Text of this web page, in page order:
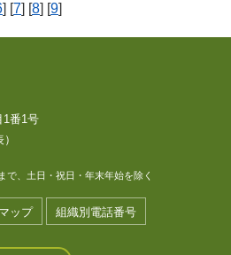
] [7] [8] [9]
1番1号
で、土日・祝日・年末年始を除く
ップ 組織別電話番号